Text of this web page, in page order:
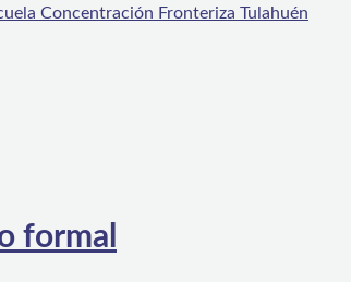
Concentración Fronteriza Tulahuén
formal